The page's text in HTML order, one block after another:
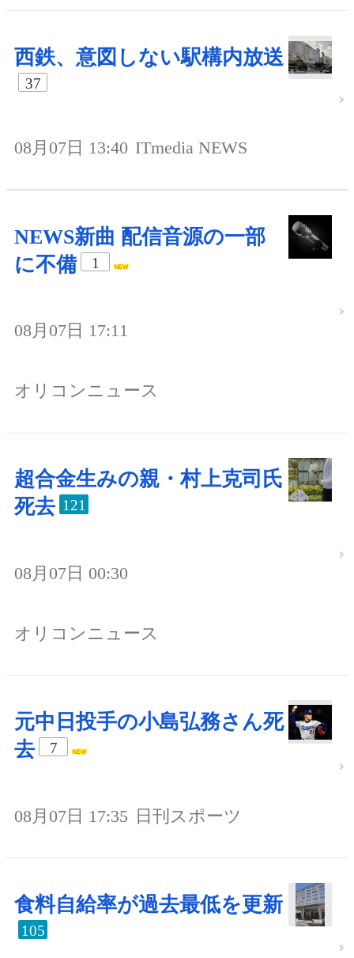
西鉄、意図しない駅構内放送
37
08月07日 13:40 ITmedia NEWS
NEWS新曲 配信音源の一部
に不備
1
08月07日 17:11
オリコンニュース
超合金生みの親・村上克司氏
死去 121
08月07日 00:30
オリコンニュース
元中日投手の小島弘務さん死
去
7
08月07日 17:35 日刊スポーツ
食料自給率が過去最低を更新
105